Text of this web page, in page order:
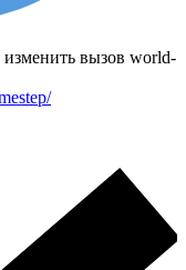
изменить вызов world-